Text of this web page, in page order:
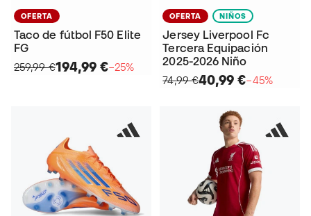
OFERTA
Taco de fútbol F50 Elite
FG
259,99 €194,99 €−25%
OFERTA NIÑOS
Jersey Liverpool Fc
Tercera Equipación
2025-2026 Niño
74,99 €40,99 €−45%